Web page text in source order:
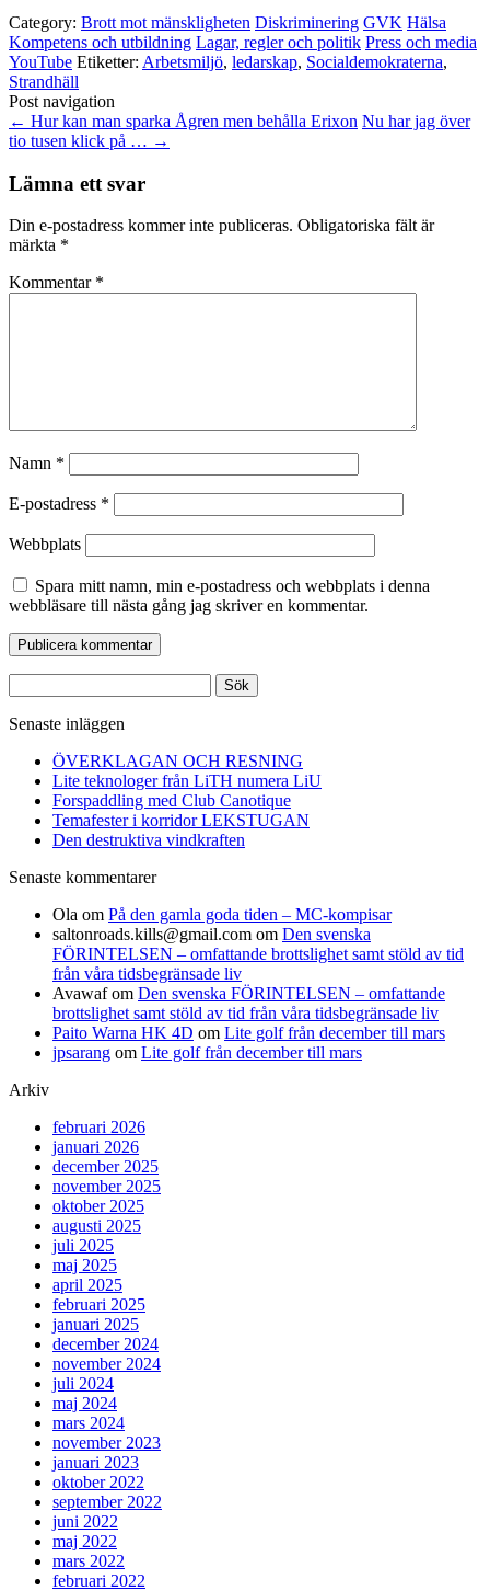
Category: Brott mot mänskligheten Diskriminering GVK Hälsa
Kompetens och utbildning Lagar, regler och politik Press och media
YouTube Etiketter: Arbetsmiljö, ledarskap, Socialdemokraterna,
Strandhäll
Post navigation
← Hur kan man sparka Ågren men behålla Erixon Nu har jag över
tio tusen klick på … →
Lämna ett svar
Din e-postadress kommer inte publiceras. Obligatoriska fält är
märkta *
Kommentar *
Namn *
E-postadress *
Webbplats
Spara mitt namn, min e-postadress och webbplats i denna
webbläsare till nästa gång jag skriver en kommentar.
efter:
Senaste inläggen
ÖVERKLAGAN OCH RESNING
Lite teknologer från LiTH numera LiU
Forspaddling med Club Canotique
Temafester i korridor LEKSTUGAN
Den destruktiva vindkraften
Senaste kommentarer
Ola om På den gamla goda tiden – MC-kompisar
saltonroads.kills@gmail.com om Den svenska
FÖRINTELSEN – omfattande brottslighet samt stöld av tid
från våra tidsbegränsade liv
Avawafom Den svenska FÖRINTELSEN – omfattande
brottslighet samt stöld av tid från våra tidsbegränsade liv
Paito Warna HK 4D om Lite golf från december till mars
jpsarang om Lite golf från december till mars
Arkiv
februari 2026
januari 2026
december 2025
november 2025
oktober 2025
augusti 2025
juli 2025
maj 2025
april 2025
februari 2025
januari 2025
december 2024
november 2024
juli 2024
maj 2024
mars 2024
november 2023
januari 2023
oktober 2022
september 2022
juni 2022
maj 2022
mars 2022
februari 2022